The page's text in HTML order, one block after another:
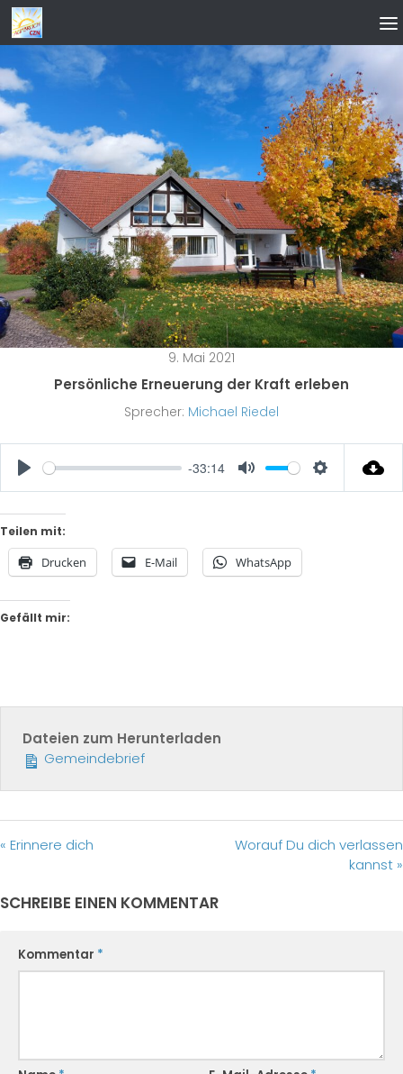
Zum Inhalt springen
9. Mai 2021
Persönliche Erneuerung der Kraft erleben
Sprecher: Michael Riedel
Play
-33:14
Mute Settings
Teilen mit:
Drucken E-Mail WhatsApp
Gefällt mir:
Dateien zum Herunterladen
Gemeindebrief
« Erinnere dich
Worauf Du dich verlassen
kannst »
SCHREIBE EINEN KOMMENTAR
Kommentar *